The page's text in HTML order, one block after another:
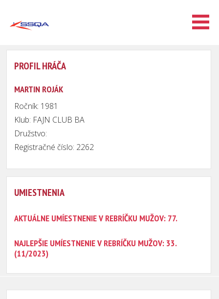
PROFIL HRÁČA
MARTIN ROJÁK
Ročník: 1981
Klub: FAJN CLUB BA
Družstvo:
Registračné číslo: 2262
UMIESTNENIA
AKTUÁLNE UMÍESTNENIE V REBRÍČKU MUŽOV: 77.
NAJLEPŠIE UMÍESTNENIE V REBRÍČKU MUŽOV: 33.
(11/2023)